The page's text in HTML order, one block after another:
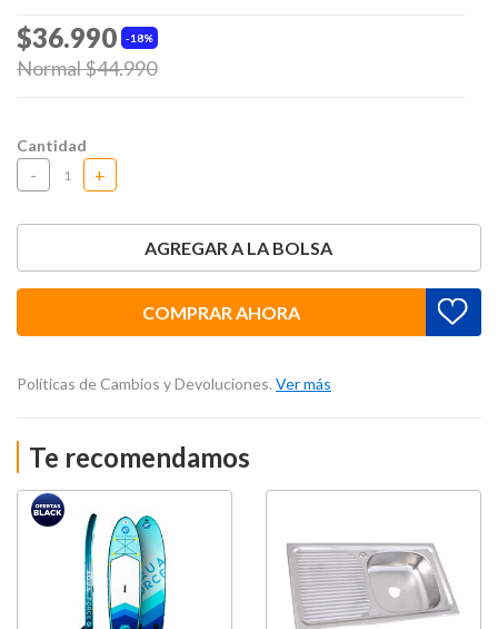
18%
$36.990
Price reduced from
Normal $44.990to
Cantidad
- +
AGREGAR A LA BOLSA
COMPRAR AHORA
Políticas de Cambios y Devoluciones. Ver más
Te recomendamos